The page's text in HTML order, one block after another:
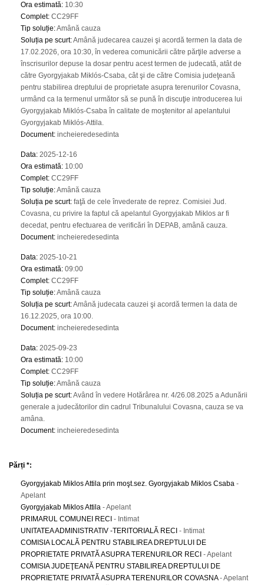
Ora estimată: 10:30
Complet: CC29FF
Tip soluție:Amână cauza
Soluția pe scurt:Amână judecarea cauzei şi acordă termen la data de
17.02.2026, ora 10:30, în vederea comunicării către părţile adverse a
înscrisurilor depuse la dosar pentru acest termen de judecată, atât de
către Gyorgyjakab Miklós-Csaba, cât şi de către Comisia judeţeană
pentru stabilirea dreptului de proprietate asupra terenurilor Covasna,
urmând ca la termenul următor să se pună în discuţie introducerea lui
Gyorgyjakab Miklós-Csaba în calitate de moştenitor al apelantului
Gyorgyjakab Miklós-Attila.
Document: incheieredesedinta
Data: 2025-12-16
Ora estimată: 10:00
Complet: CC29FF
Tip soluție:Amână cauza
Soluția pe scurt: faţă de cele învederate de reprez. Comisiei Jud.
Covasna, cu privire la faptul că apelantul Gyorgyjakab Miklos ar fi
decedat, pentru efectuarea de verificări în DEPAB, amână cauza.
Document: incheieredesedinta
Data: 2025-10-21
Ora estimată: 09:00
Complet: CC29FF
Tip soluție:Amână cauza
Soluția pe scurt:Amână judecata cauzei şi acordă termen la data de
16.12.2025, ora 10:00.
Document: incheieredesedinta
Data: 2025-09-23
Ora estimată: 10:00
Complet: CC29FF
Tip soluție:Amână cauza
Soluția pe scurt:Având în vedere Hotărârea nr. 4/26.08.2025 a Adunării
generale a judecătorilor din cadrul Tribunalului Covasna, cauza se va
amâna.
Document: incheieredesedinta
Părți *:
Gyorgyjakab Miklos Attila prin moşt.sez. Gyorgyjakab Miklos Csaba -
Apelant
Gyorgyjakab Miklos Attila - Apelant
PRIMARUL COMUNEI RECI - Intimat
UNITATEA ADMINISTRATIV -TERITORIALĂ RECI - Intimat
COMISIA LOCALĂ PENTRU STABILIREA DREPTULUI DE
PROPRIETATE PRIVATĂ ASUPRA TERENURILOR RECI - Apelant
COMISIA JUDEŢEANĂ PENTRU STABILIREA DREPTULUI DE
PROPRIETATE PRIVATĂ ASUPRA TERENURILOR COVASNA- Apelant